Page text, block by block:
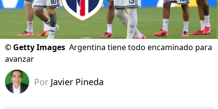
© Getty Images Argentina tiene todo encaminado para
avanzar
Por Javier Pineda